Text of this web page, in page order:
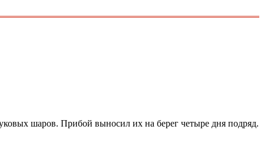
шаров. Прибой выносил их на берег четыре дня подряд.